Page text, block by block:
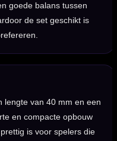
goede balans tussen
de set geschikt is
lengte van 40 mm en een
en compacte opbouw
is voor spelers die